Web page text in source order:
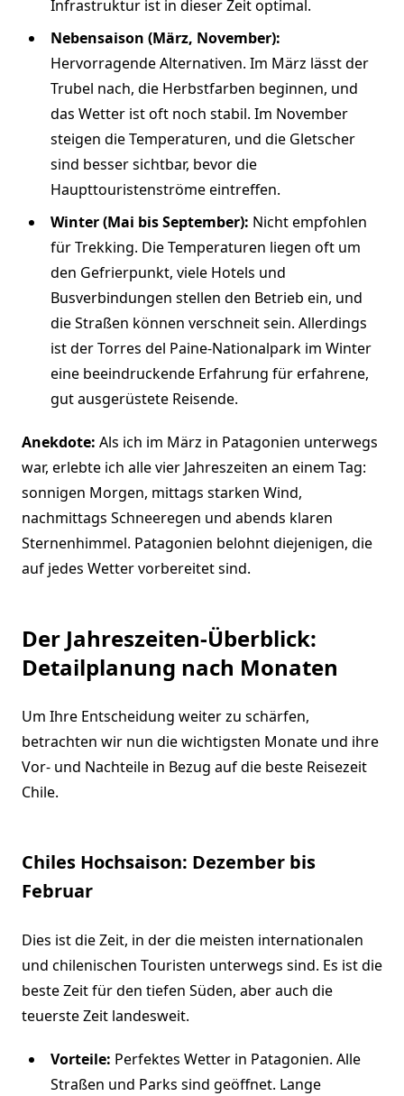
Infrastruktur ist in dieser Zeit optimal.
Nebensaison (März, November):
Hervorragende Alternativen. Im März lässt der
Trubel nach, die Herbstfarben beginnen, und
das Wetter ist oft noch stabil. Im November
steigen die Temperaturen, und die Gletscher
sind besser sichtbar, bevor die
Haupttouristenströme eintreffen.
Winter (Mai bis September): Nicht empfohlen
für Trekking. Die Temperaturen liegen oft um
den Gefrierpunkt, viele Hotels und
Busverbindungen stellen den Betrieb ein, und
die Straßen können verschneit sein. Allerdings
ist der Torres del Paine-Nationalpark im Winter
eine beeindruckende Erfahrung für erfahrene,
gut ausgerüstete Reisende.
Anekdote: Als ich im März in Patagonien unterwegs
war, erlebte ich alle vier Jahreszeiten an einem Tag:
sonnigen Morgen, mittags starken Wind,
nachmittags Schneeregen und abends klaren
Sternenhimmel. Patagonien belohnt diejenigen, die
auf jedes Wetter vorbereitet sind.
Der Jahreszeiten-Überblick:
Detailplanung nach Monaten
Um Ihre Entscheidung weiter zu schärfen,
betrachten wir nun die wichtigsten Monate und ihre
Vor- und Nachteile in Bezug auf die beste Reisezeit
Chile.
Chiles Hochsaison: Dezember bis
Februar
Dies ist die Zeit, in der die meisten internationalen
und chilenischen Touristen unterwegs sind. Es ist die
beste Zeit für den tiefen Süden, aber auch die
teuerste Zeit landesweit.
Vorteile: Perfektes Wetter in Patagonien. Alle
Straßen und Parks sind geöffnet. Lange